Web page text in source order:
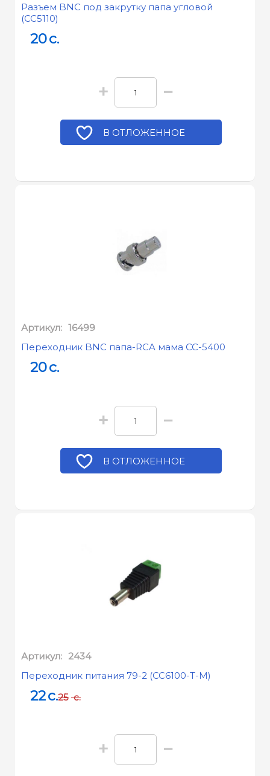
Разъем BNC под закрутку папа угловой
(CC5110)
20c.
+ −
В ОТЛОЖЕННОЕ
Артикул: 16499
Переходник BNC папа-RCA мама СС-5400
20c.
+ −
В ОТЛОЖЕННОЕ
Артикул: 2434
Переходник питания 79-2 (CC6100-T-M)
22c.25 c.
+ −